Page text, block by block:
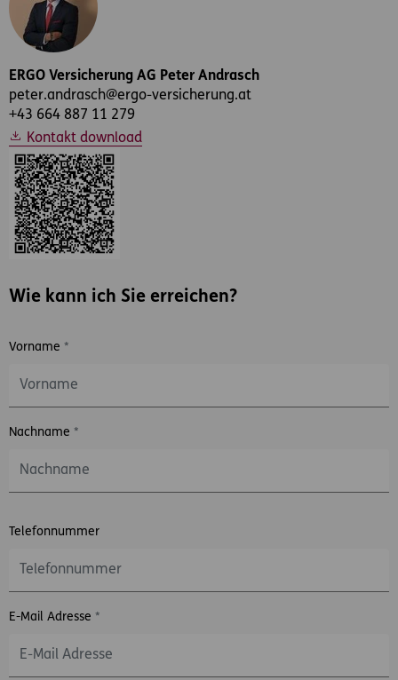
ERGO Versicherung AG Peter Andrasch
peter.andrasch@ergo-versicherung.at
+43 664 887 11 279
Kontakt download
Wie kann ich Sie erreichen?
Vorname *
Nachname *
Telefonnummer
E-Mail Adresse *